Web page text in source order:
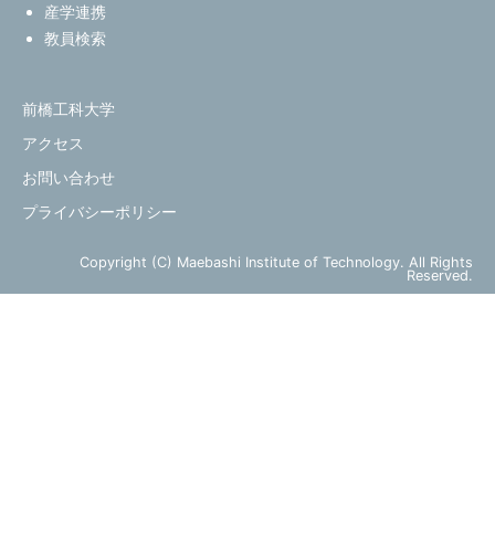
産学連携
教員検索
前橋工科大学
アクセス
お問い合わせ
プライバシーポリシー
Copyright (C) Maebashi Institute of Technology. All Rights
Reserved.